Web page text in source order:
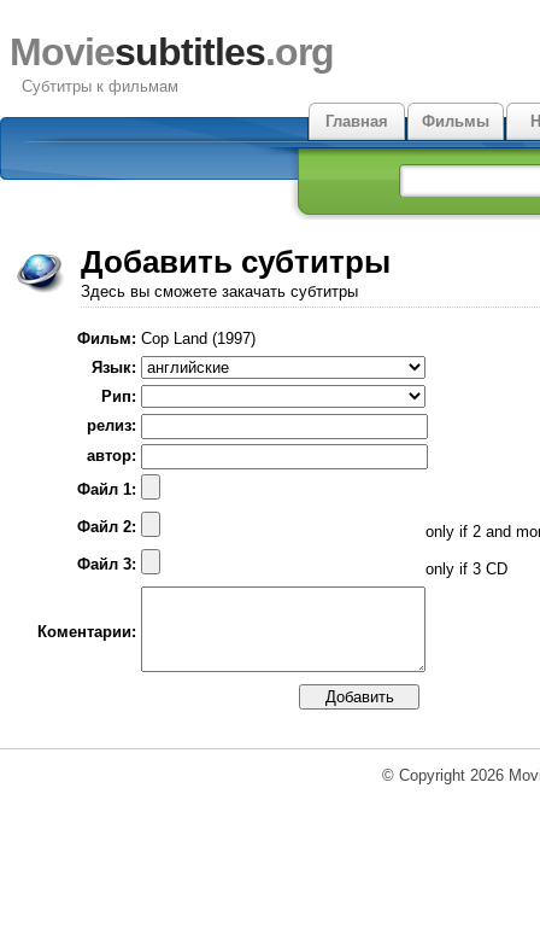
Moviesubtitles.org
Субтитры к фильмам
Главная
Фильмы
Добавить субтитры
Здесь вы сможете закачать субтитры
Фильм: Cop Land (1997)
Язык:
Рип:
релиз:
автор:
Файл 1:
Файл 2:
only if 2 and
Файл 3:
only if 3 CD
Коментарии:
© Copyright 2026